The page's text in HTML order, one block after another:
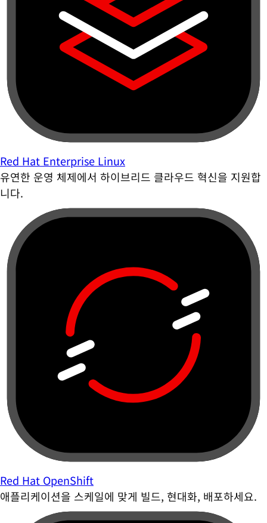
Red Hat Enterprise Linux
유연한 운영 체제에서 하이브리드 클라우드 혁신을 지원합
니다.
Red Hat OpenShift
애플리케이션을 스케일에 맞게 빌드, 현대화, 배포하세요.